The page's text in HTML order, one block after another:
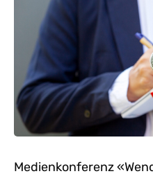
Medienkonferenz